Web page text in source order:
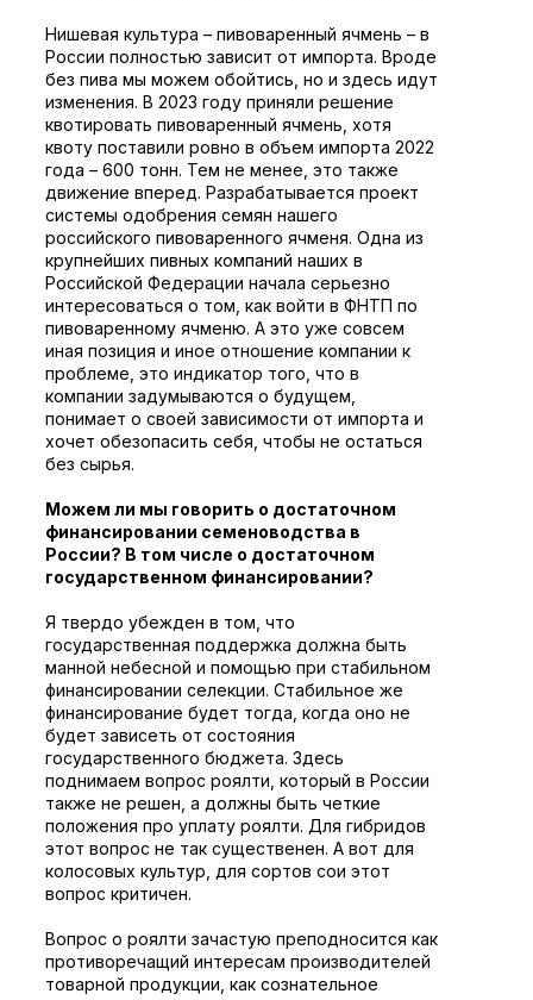
Нишевая культура – пивоваренный ячмень – в
России полностью зависит от импорта. Вроде
без пива мы можем обойтись, но и здесь идут
изменения. В 2023 году приняли решение
квотировать пивоваренный ячмень, хотя
квоту поставили ровно в объем импорта 2022
года – 600 тонн. Тем не менее, это также
движение вперед. Разрабатывается проект
системы одобрения семян нашего
российского пивоваренного ячменя. Одна из
крупнейших пивных компаний наших в
Российской Федерации начала серьезно
интересоваться о том, как войти в ФНТП по
пивоваренному ячменю. А это уже совсем
иная позиция и иное отношение компании к
проблеме, это индикатор того, что в
компании задумываются о будущем,
понимает о своей зависимости от импорта и
хочет обезопасить себя, чтобы не остаться
без сырья.
Можем ли мы говорить о достаточном
финансировании семеноводства в
России? В том числе о достаточном
государственном финансировании?
Я твердо убежден в том, что
государственная поддержка должна быть
манной небесной и помощью при стабильном
финансировании селекции. Стабильное же
финансирование будет тогда, когда оно не
будет зависеть от состояния
государственного бюджета. Здесь
поднимаем вопрос роялти, который в России
также не решен, а должны быть четкие
положения про уплату роялти. Для гибридов
этот вопрос не так существенен. А вот для
колосовых культур, для сортов сои этот
вопрос критичен.
Вопрос о роялти зачастую преподносится как
противоречащий интересам производителей
товарной продукции, как сознательное